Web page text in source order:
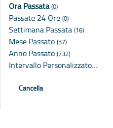
Ora Passata(0)
Passate 24 Ore (0)
Settimana Passata (16)
Mese Passato (57)
Anno Passato (732)
Intervallo Personalizzato…
Cancella